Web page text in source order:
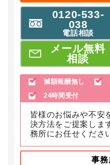
0120-533-
038
電話相談
メール無料
相談
減額報酬無し
24時間受付
皆様のお悩みや不安
決方法をご提案しま
務所にお任せくださ
事務